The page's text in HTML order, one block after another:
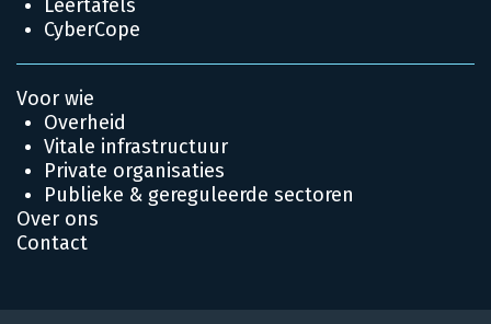
Leertafels
CyberCope
Voor wie
Overheid
Vitale infrastructuur
Private organisaties
Publieke & gereguleerde sectoren
Over ons
Contact